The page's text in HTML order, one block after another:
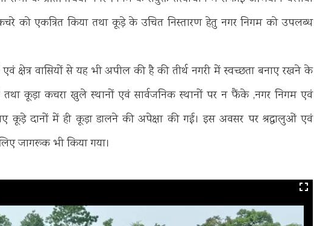
को एकत्रित किया तथा कूड़े के उचित निस्तारण हेतु नगर निगम को उपलब्ध
एवं क्षेत्र वासियों से यह भी अपील की है की तीर्थ नगरी में स्वच्छता बनाए रखने के
कूड़ा कचरा खुले स्थानों एवं सार्वजनिक स्थानों पर न फैंके ,नगर निगम एवं
गए कूड़े दानों में ही कूड़ा डालने की अपेक्षा की गई। इस अवसर पर श्रद्धालुओं एवं
जागरूक भी किया गया।